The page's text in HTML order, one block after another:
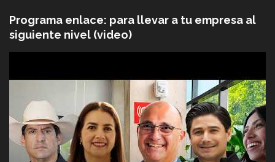
Programa enlace: para llevar a tu empresa al
siguiente nivel (video)